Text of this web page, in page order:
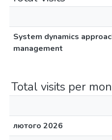
System dynamics
management
Total visits per
лютого 2026